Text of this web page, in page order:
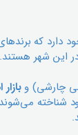
دارد که
در این شهر
چارشی) و
می‌شوند.